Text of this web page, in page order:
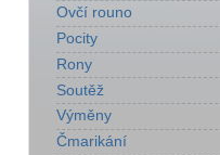
Ovčí rouno
Pocity
Rony
Soutěž
Výměny
Čmarikání